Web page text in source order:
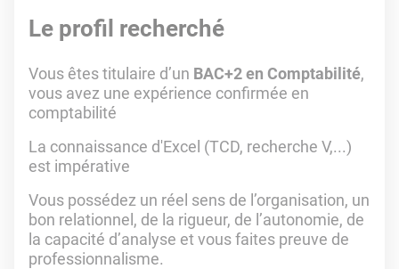
Le profil recherché
Vous êtes titulaire d’un BAC+2 en Comptabilité,
vous avez une expérience confirmée en
comptabilité
La connaissance d'Excel (TCD, recherche V,...)
est impérative
Vous possédez un réel sens de l’organisation, un
bon relationnel, de la rigueur, de l’autonomie, de
la capacité d’analyse et vous faites preuve de
professionnalisme.